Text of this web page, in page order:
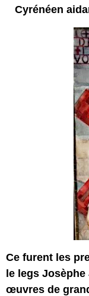
Cyrénéen
Ce furent les
le legs
œuvres de